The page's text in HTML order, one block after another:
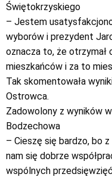
Świętokrzyskiego
– Jestem
wyborów i prezydent
oznacza to, że otrzymał
mieszkańców i za to
Tak skomentowała
Ostrowca.
Zadowolony z wyników
Bodzechowa
– Cieszę się bardzo, bo
nam się dobrze
wspólnych